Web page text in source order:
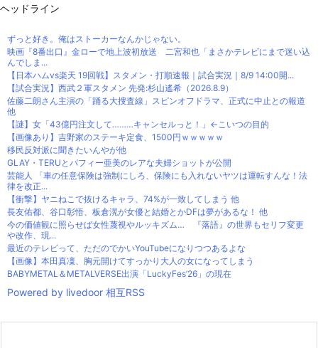
ヘッドライン
ずっと好き。俺はストーカーなんかじゃない。
映画『8番出口』金ローで地上波初放送 二宮和也「まさかテレビにまで迷い込
んでしま...
【日本ハムvs楽天 19回戦】スタメン・打順速報｜試合実況｜8/9 14:00開...
【試合実況】西武２軍スタメン 先発:杉山遙希（2026.8.9）
佐藤二朗さん主演の「踊る大捜査線」スピンオフドラマ、正式に中止との報道
他
【謎】女「43億円注文して………キャンセルっと！」←こいつの目的
【画像あり】吉野家のステーキ定食、1500円ｗｗｗｗｗ
移民反対派に聞きたいんやが他
GLAY・TERUとパフィー亜美のレアな夫婦ショットが公開
芸能人 「車の任意保険は強制にしろ、保険にも入れないヤツは運転すんな！法
律を改正...
【衝撃】ヤニねこで抜けるキャラ、74%が一致してしまう 他
長友佑都、谷口彰悟、板倉滉が女優と結婚とかDFは夢があるな！ 他
今の価値観に照らせば女性蔑視やルッキズム… 『落語』の世界もセリフ変更
や改作、現...
最近のテレビって、ただのでかいYouTubeになりつつあるよな
【画像】本田真凜、胸元開けてすっかり大人の女になってしまう
BABYMETAL＆METALVERSE出演「LuckyFes’26」の現在
Powered by livedoor 相互RSS